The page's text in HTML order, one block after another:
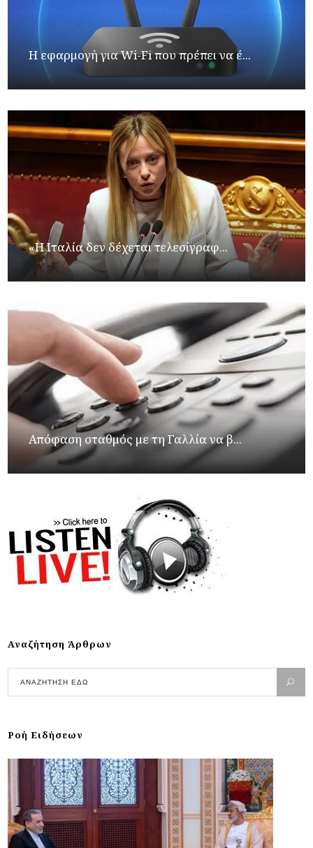
Η εφαρμογή για Wi-Fi που πρέπει να έ...
«Η Ιταλία δεν δέχεται τελεσίγραφ...
Απόφαση σταθμός με τη Γαλλία να β...
Αναζήτηση Άρθρων
Ροή Ειδήσεων